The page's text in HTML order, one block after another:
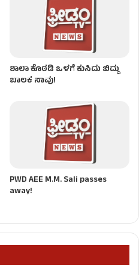
ಶಾಲಾ ಕೊಠಡಿ ಒಳಗೆ ಕುಸಿದು ಬಿದ್ದು
ಬಾಲಕ ಸಾವು!
PWD AEE M.M. Sali passes
away!